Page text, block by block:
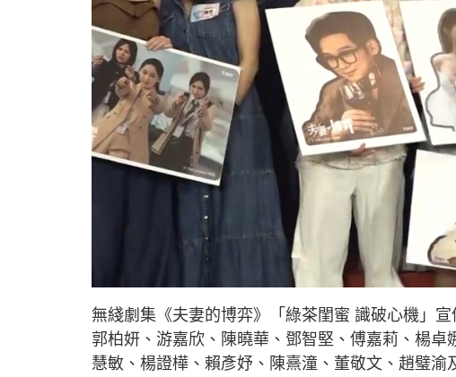
n
u
t
e
o
e
d
:
7
.
2
無綫劇集《夫妻的博弈》「綠茶閨蜜 識破心機」
郭柏妍、游嘉欣、陳曉華、鄧智堅、傅嘉莉、楊
慧敏、楊證樺、賴彥妤、陳熹潼、董敬文、趙璧